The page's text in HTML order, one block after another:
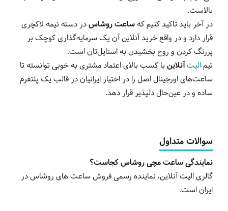
بالاست.
در آخر باید تاکید کنیم کهساعت روشاسدر دسته نیمه لاکچری
قرار دارد و در واقع خرید آنلاین آن یک سرمایه‌گذاری کوچک بر
پررنگ کردن و روح بخشیدن به استایل‌تان است.
تیمالیتآنلاین با کسب بالای اعتماد مشتری به خوبی توانسته تا
ساعت‌های اورجینال اصل را در اختیار ایرانیان در قالب یک پلتفرم
ساده و در عین‌حال دلپذیر قرار دهد.
سوالات متداول
نمایندگی ساعت مچی روشاس کجاست؟
گالری الیت آنلاین، نماینده رسمی فروش ساعت های روشاس در
ایران است.